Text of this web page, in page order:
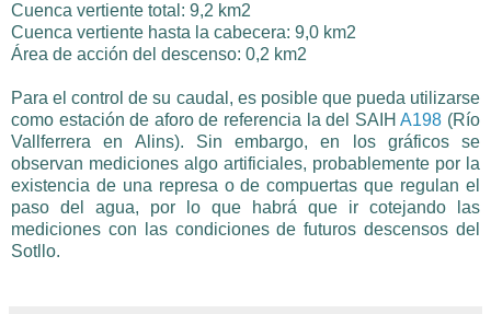
Cuenca vertiente total: 9,2 km2
Cuenca vertiente hasta la cabecera: 9,0 km2
Área de acción del descenso: 0,2 km2
Para el control de su caudal, es posible que pueda utilizarse
como estación de aforo de referencia la del SAIHA198 (Río
Vallferrera en Alins). Sin embargo, en los gráficos se
observan mediciones algo artificiales, probablemente por la
existencia de una represa o de compuertas que regulan el
paso del agua, por lo que habrá que ir cotejando las
mediciones con las condiciones de futuros descensos del
Sotllo.